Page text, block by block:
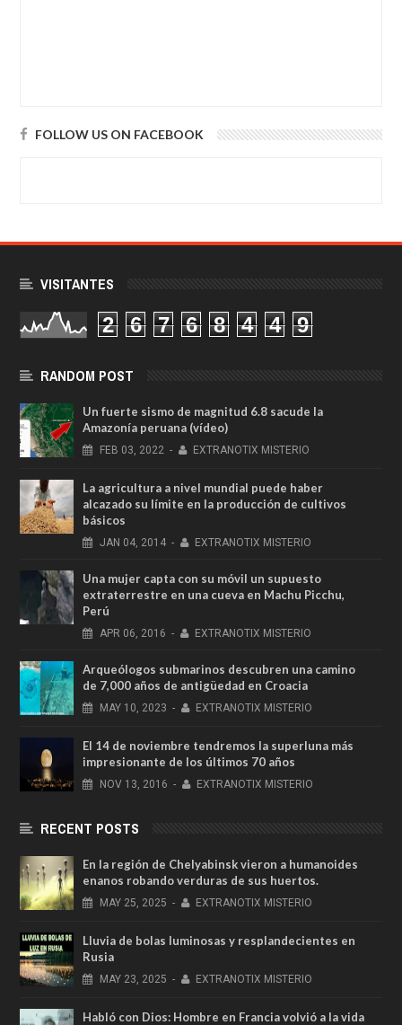
FOLLOW US ON FACEBOOK
VISITANTES
2 6 7 6 8 4 4 9
RANDOM POST
Un fuerte sismo de magnitud 6.8 sacude la
Amazonía peruana (vídeo)
FEB 03, 2022 - EXTRANOTIX MISTERIO
La agricultura a nivel mundial puede haber
alcazado su límite en la producción de cultivos
básicos
JAN 04, 2014 - EXTRANOTIX MISTERIO
Una mujer capta con su móvil un supuesto
extraterrestre en una cueva en Machu Picchu,
Perú
APR 06, 2016 - EXTRANOTIX MISTERIO
Arqueólogos submarinos descubren una camino
de 7,000 años de antigüedad en Croacia
MAY 10, 2023 - EXTRANOTIX MISTERIO
El 14 de noviembre tendremos la superluna más
impresionante de los últimos 70 años
NOV 13, 2016 - EXTRANOTIX MISTERIO
RECENT POSTS
En la región de Chelyabinsk vieron a humanoides
enanos robando verduras de sus huertos.
MAY 25, 2025 - EXTRANOTIX MISTERIO
Lluvia de bolas luminosas y resplandecientes en
Rusia
MAY 23, 2025 - EXTRANOTIX MISTERIO
Habló con Dios: Hombre en Francia volvió a la vida